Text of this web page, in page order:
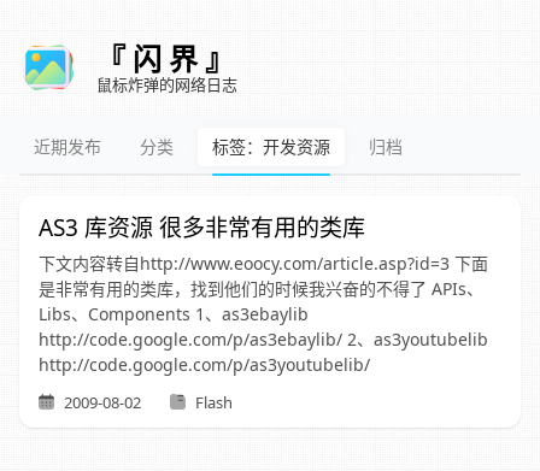
『 闪 界 』
鼠标炸弹的网络日志
近期发布 分类 标签：开发资源 归档
AS3 库资源 很多非常有用的类库
下文内容转自http://www.eoocy.com/article.asp?id=3 下面
是非常有用的类库，找到他们的时候我兴奋的不得了 APIs、
Libs、Components 1、as3ebaylib
http://code.google.com/p/as3ebaylib/ 2、as3youtubelib
http://code.google.com/p/as3youtubelib/
2009-08-02 Flash